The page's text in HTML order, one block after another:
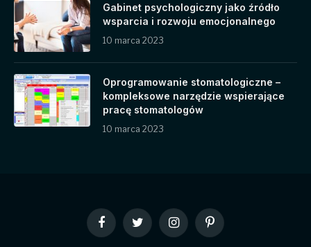
Gabinet psychologiczny jako źródło
wsparcia i rozwoju emocjonalnego
10 marca 2023
Oprogramowanie stomatologiczne –
kompleksowe narzędzie wspierające
pracę stomatologów
10 marca 2023
FacebookTwitter InstagramPinterest